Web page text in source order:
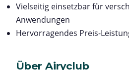
Vielseitig einsetzbar für
Anwendungen
Hervorragendes Preis-
Über Airyclub